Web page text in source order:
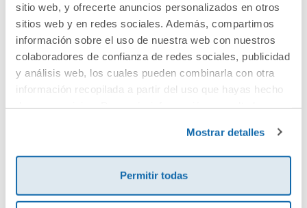
sitio web, y ofrecerte anuncios personalizados en otros
sitios web y en redes sociales. Además, compartimos
información sobre el uso de nuestra web con nuestros
colaboradores de confianza de redes sociales, publicidad
y análisis web, los cuales pueden combinarla con otra
información recopilada a partir del uso que hayas hecho
Mostrar detalles
Permitir todas
Cuéntanos tu opinión
¡Sé el primero en valorar este producto!